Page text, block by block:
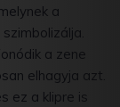
a
a zene
elhagyja azt.
ez a klipre is